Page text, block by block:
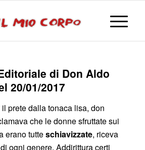
di Don Aldo
20/01/2017
prete dalla tonaca lisa, don
che le donne sfruttate sui
erano tutteschiavizzate, riceva
ogni genere. Addirittura certi